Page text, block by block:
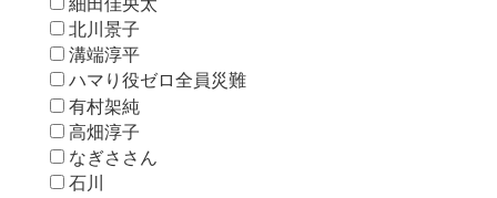
北川景子
溝端淳平
ハマり役ゼロ全員災難
有村架純
高畑淳子
なぎささん
石川